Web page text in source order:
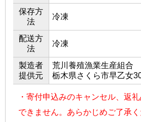
保存方
法
冷凍
配送方
法
冷凍
製造者
提供元
荒川養殖漁業生産組合
栃木県さくら市早乙女
・寄付申込みのキャンセル、返
できません。あらかじめご了承く